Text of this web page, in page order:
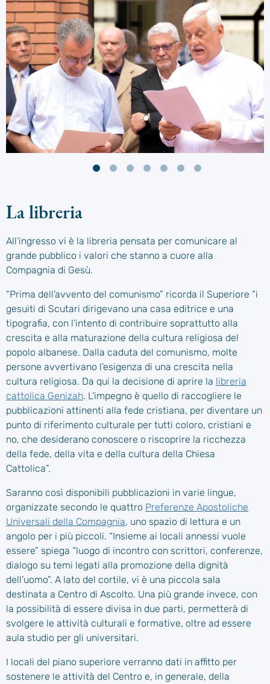
La libreria
All’ingresso vi è la libreria pensata per comunicare al
grande pubblico i valori che stanno a cuore alla
Compagnia di Gesù.
“Prima dell’avvento del comunismo” ricorda il Superiore “i
gesuiti di Scutari dirigevano una casa editrice e una
tipografia, con l’intento di contribuire soprattutto alla
crescita e alla maturazione della cultura religiosa del
popolo albanese. Dalla caduta del comunismo, molte
persone avvertivano l’esigenza di una crescita nella
cultura religiosa. Da qui la decisione di aprire la libreria
cattolica Genizah. L’impegno è quello di raccogliere le
pubblicazioni attinenti alla fede cristiana, per diventare un
punto di riferimento culturale per tutti coloro, cristiani e
no, che desiderano conoscere o riscoprire la ricchezza
della fede, della vita e della cultura della Chiesa
Cattolica”.
Saranno così disponibili pubblicazioni in varie lingue,
organizzate secondo le quattro Preferenze Apostoliche
Universali della Compagnia, uno spazio di lettura e un
angolo per i più piccoli. “Insieme ai locali annessi vuole
essere” spiega “luogo di incontro con scrittori, conferenze,
dialogo su temi legati alla promozione della dignità
dell’uomo”. A lato del cortile, vi è una piccola sala
destinata a Centro di Ascolto. Una più grande invece, con
la possibilità di essere divisa in due parti, permetterà di
svolgere le attività culturali e formative, oltre ad essere
aula studio per gli universitari.
I locali del piano superiore verranno dati in affitto per
sostenere le attività del Centro e, in generale, della